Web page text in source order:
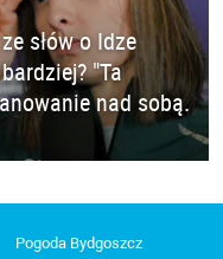
słów o Idze
"Ta
nad sobą.
Pogoda Bydgoszcz